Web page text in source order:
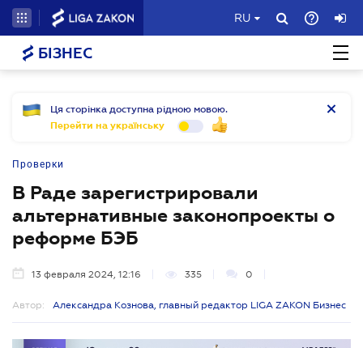
RU
БІЗНЕС
Ця сторінка доступна рідною мовою.
Перейти на українську
Проверки
В Раде зарегистрировали
альтернативные законопроекты о
реформе БЭБ
13 февраля 2024, 12:16 335 0
Автор: Александра Кознова, главный редактор LIGA ZAKON Бизнес